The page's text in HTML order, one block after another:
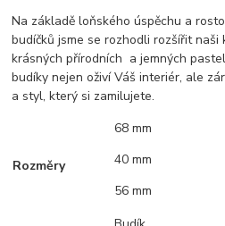
Na základě loňského úspěchu a
budíčků jsme se rozhodli rozšířit
krásných přírodních a jemných
budíky nejen oživí Váš interiér, ale
a styl, který si zamilujete.
Rozměry
68 mm
40 mm
56 mm